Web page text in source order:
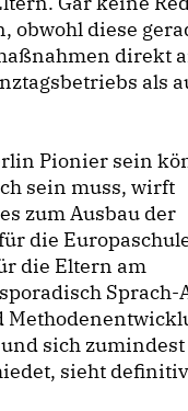
obwohl diese
direkt
als
Pionier sein
sein muss, wirft
zum Ausbau der
die
die Eltern am
Sprach-
sich zumindest
sieht definitiv